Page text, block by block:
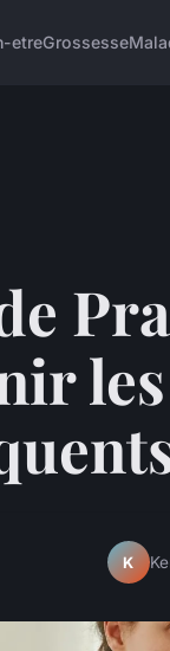
etreGrossesse
K